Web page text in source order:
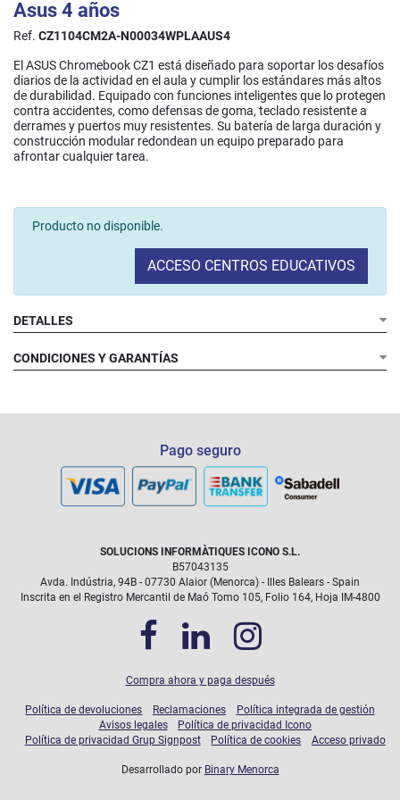
Asus 4 años
Ref. CZ1104CM2A-N00034WPLAAUS4
El ASUS Chromebook CZ1 está diseñado para soportar los desafíos
diarios de la actividad en el aula y cumplir los estándares más altos
de durabilidad. Equipado con funciones inteligentes que lo protegen
contra accidentes, como defensas de goma, teclado resistente a
derrames y puertos muy resistentes. Su batería de larga duración y
construcción modular redondean un equipo preparado para
afrontar cualquier tarea.
Producto no disponible.
ACCESO CENTROS EDUCATIVOS
DETALLES
Las intervenciones debidas a daños accidentales (rotura de
pantalla...) que queden cubiertas durante el tiempo que dure
el plan, sin ningún coste extra
CONDICIONES Y GARANTÍAS
Pago seguro
SOLUCIONS INFORMÀTIQUES ICONO S.L.
B57043135
Avda. Indústria, 94B - 07730 Alaior (Menorca) - Illes Balears - Spain
Inscrita en el Registro Mercantil de Maó Tomo 105, Folio 164, Hoja IM-4800
Compra ahora y paga después
Política de devoluciones Reclamaciones
Política integrada de gestión
Avisos legales
Política de privacidad Icono
Política de privacidad Grup Signpost
Política de cookies Acceso privado
Desarrollado por Binary Menorca